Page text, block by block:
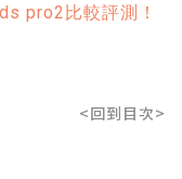
pro2比較評測！
<回到目次>